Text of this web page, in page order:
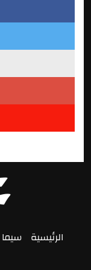
الرئيسية سيما